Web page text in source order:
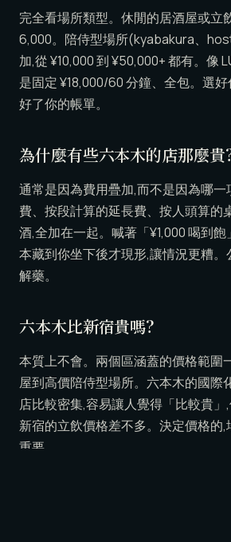
完全看場所類型。休閒的居酒屋或立
6,000。陪侍型場所(kyabakura、
加,從 ¥10,000 到 ¥50,000+ 都有。像
是固定 ¥18,000/60 分鐘、全包。選
好了你的帳單。
為什麼有些六本木的店那麼貴
通常是因為費用疊加,而不是因為哪
費、按段計算的延長費、按人頭算的
酒,全加在一起。喊著「¥1,000 喝到
本藏到你坐下後才現形,讓情況更糟
解藥。
六本木比新宿貴嗎?
本質上不會。兩個區涵蓋的價格範
屋到高價陪侍型場所。六本木的國際
店比較密集,容易讓人覺得「比較貴
新宿的立飲價格差不多。決定價格的
重要。